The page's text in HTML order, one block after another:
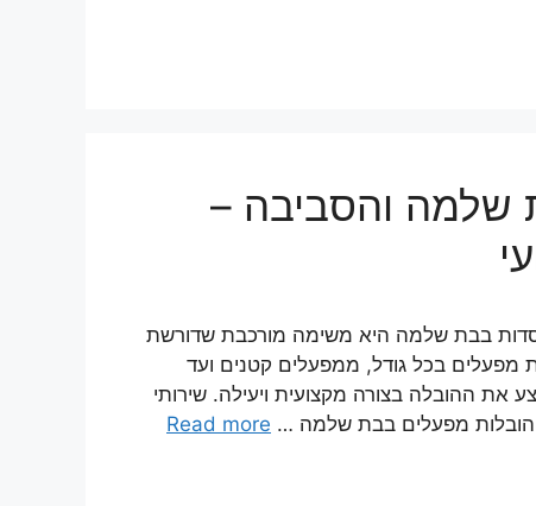
שלמה והסביבה –
בבת שלמה היא משימה מורכבת שדורשת
מפעלים בכל גודל, ממפעלים קטנים ועד
את ההובלה בצורה מקצועית ויעילה. שירותי
הובלות מפעלים בבת שלמה … Read more